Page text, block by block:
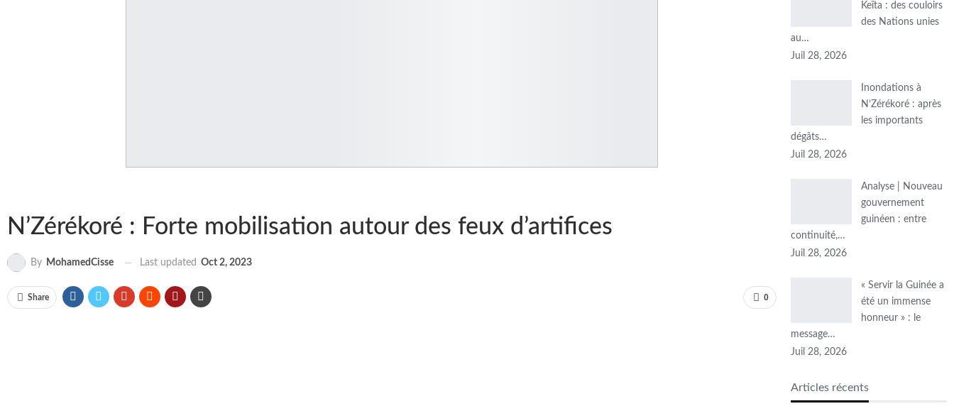
N’Zérékoré : Forte mobilisation autour des feux d’artifices
By MohamedCisse Last updated Oct 2, 2023
0
Share
Keïta : des couloirs
des Nations unies
au…
Juil 28, 2026
Inondations à
N’Zérékoré : après
les importants
dégâts…
Juil 28, 2026
Analyse | Nouveau
gouvernement
guinéen : entre
continuité,…
Juil 28, 2026
« Servir la Guinée a
été un immense
honneur » : le
message…
Juil 28, 2026
Articles récents